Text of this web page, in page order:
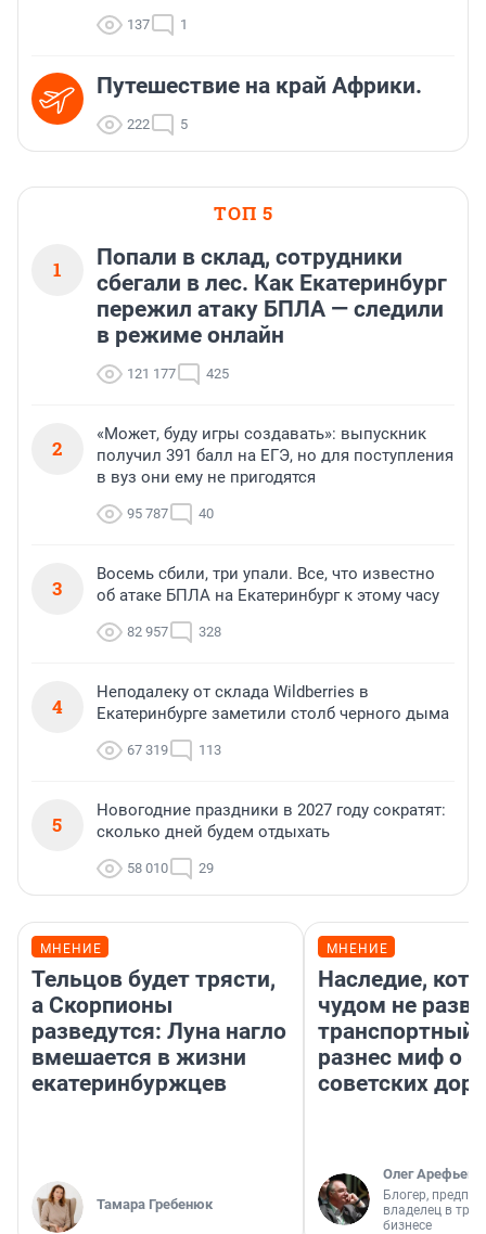
137 1
Путешествие на край Африки.
222 5
ТОП 5
1
Попали в склад, сотрудники
сбегали в лес. Как Екатеринбург
пережил атаку БПЛА — следили
в режиме онлайн
121 177 425
2
«Может, буду игры создавать»: выпускник
получил 391 балл на ЕГЭ, но для поступления
в вуз они ему не пригодятся
95 787 40
3
Восемь сбили, три упали. Все, что известно
об атаке БПЛА на Екатеринбург к этому часу
82 957 328
4
Неподалеку от склада Wildberries в
Екатеринбурге заметили столб черного дыма
67 319 113
5
Новогодние праздники в 2027 году сократят:
сколько дней будем отдыхать
58 010 29
МНЕНИЕ
Тельцов будет трясти,
а Скорпионы
разведутся: Луна нагло
вмешается в жизни
екатеринбуржцев
Тамара Гребенюк
МНЕНИЕ
Наследие,
чудом не
транспортный
разнес миф о
советских
Олег Арефьев
Блогер,
владелец в
бизнесе